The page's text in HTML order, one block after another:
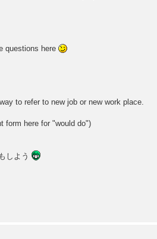
questions here
to refer to new job or new work place.
form here for "would do")
しよう